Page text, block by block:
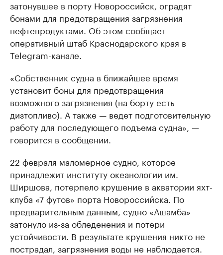
затонувшее в порту Новороссийск, оградят
бонами для предотвращения загрязнения
нефтепродуктами. Об этом сообщает
оперативный штаб Краснодарского края в
Telegram-канале.
«Собственник судна в ближайшее время
установит боны для предотвращения
возможного загрязнения (на борту есть
дизтопливо). А также — ведет подготовительную
работу для последующего подъема судна», —
говорится в сообщении.
22 февраля маломерное судно, которое
принадлежит институту океанологии им.
Ширшова, потерпело крушение в акватории яхт-
клуба «7 футов» порта Новороссийска. По
предварительным данным, судно «Ашамба»
затонуло из-за обледенения и потери
устойчивости. В результате крушения никто не
пострадал, загрязнения воды не наблюдается.